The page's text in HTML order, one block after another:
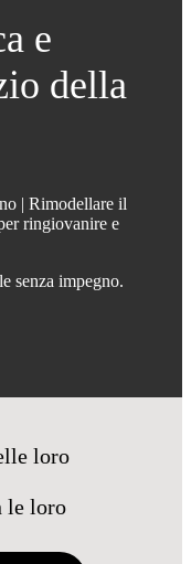
e
della
| Rimodellare il
ringiovanire e
senza impegno.
loro
le loro